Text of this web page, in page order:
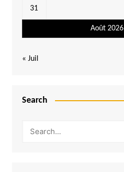
Août 2026
31
« Juil
Search